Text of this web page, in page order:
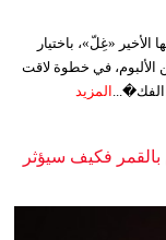
«غِلّ»، باختيار
الألبوم، في خطوة لاقت
الفك�... المزيد
فكيف سيؤثر